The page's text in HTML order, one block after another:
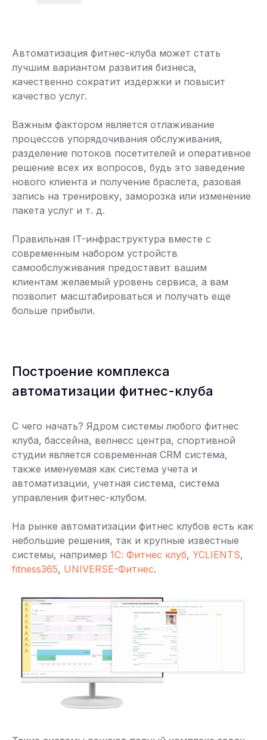
Автоматизация фитнес-клуба может стать
лучшим вариантом развития бизнеса,
качественно сократит издержки и повысит
качество услуг.
Важным фактором является отлаживание
процессов упорядочивания обслуживания,
разделение потоков посетителей и оперативное
решение всех их вопросов, будь это заведение
нового клиента и получение браслета, разовая
запись на тренировку, заморозка или изменение
пакета услуг и т. д.
Правильная IT-инфраструктура вместе с
современным набором устройств
самообслуживания предоставит вашим
клиентам желаемый уровень сервиса, а вам
позволит масштабироваться и получать еще
больше прибыли.
Построение комплекса
автоматизации фитнес-клуба
С чего начать? Ядром системы любого фитнес
клуба, бассейна, велнесс центра, спортивной
студии является современная CRM система,
также именуемая как система учета и
автоматизации, учетная система, система
управления фитнес-клубом.
На рынке автоматизации фитнес клубов есть как
небольшие решения, так и крупные известные
системы, например 1С: Фитнес клуб, YCLIENTS,
fitness365, UNIVERSE-Фитнес.